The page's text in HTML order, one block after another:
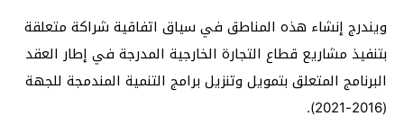
ويندرج إنشاء هذه المناطق في سياق اتفاقية شراكة متعلقة
بتنفيذ مشاريع قطاع التجارة الخارجية المدرجة في إطار العقد
البرنامج المتعلق بتمويل وتنزيل برامج التنمية المندمجة للجهة
(2016-2021).